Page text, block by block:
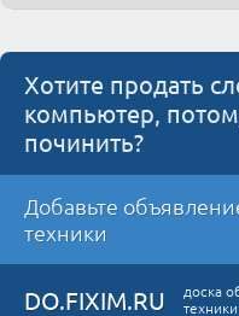
Хотите продать
компьютер,
починить?
Добавьте
техники
DO.FIXIM.RU
доска